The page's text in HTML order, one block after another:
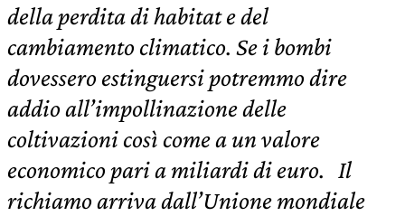
della perdita di habitat e del
cambiamento climatico. Se i bombi
dovessero estinguersi potremmo dire
addio all’impollinazione delle
coltivazioni così come a un valore
economico pari a miliardi di euro. Il
richiamo arriva dall’Unione mondiale